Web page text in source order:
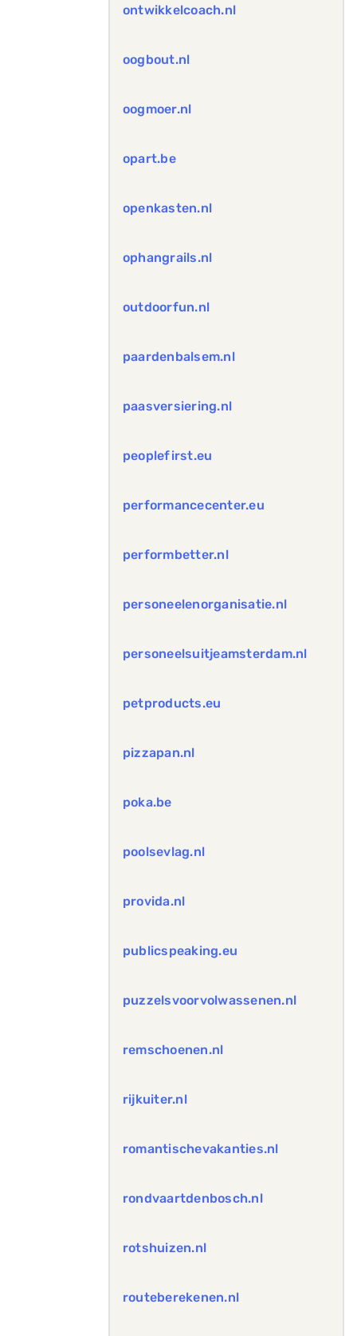
ontwikkelcoach.nl
oogbout.nl
oogmoer.nl
opart.be
openkasten.nl
ophangrails.nl
outdoorfun.nl
paardenbalsem.nl
paasversiering.nl
peoplefirst.eu
performancecenter.eu
performbetter.nl
personeelenorganisatie.nl
personeelsuitjeamsterdam.nl
petproducts.eu
pizzapan.nl
poka.be
poolsevlag.nl
provida.nl
publicspeaking.eu
puzzelsvoorvolwassenen.nl
remschoenen.nl
rijkuiter.nl
romantischevakanties.nl
rondvaartdenbosch.nl
rotshuizen.nl
routeberekenen.nl